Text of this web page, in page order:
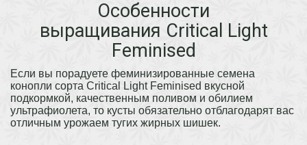
Особенности
выращивания Critical Light
Feminised
Если вы порадуете феминизированные семена
конопли сорта Critical Light Feminised вкусной
подкормкой, качественным поливом и обилием
ультрафиолета, то кусты обязательно отблагодарят вас
отличным урожаем тугих жирных шишек.